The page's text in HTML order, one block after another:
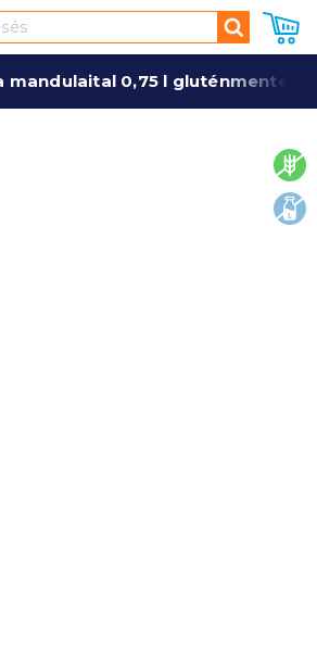
Keresés
mandulaital 0,75 l gluténmentes,